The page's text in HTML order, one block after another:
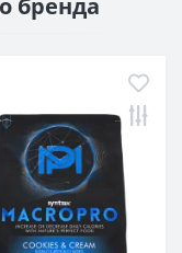
бренда